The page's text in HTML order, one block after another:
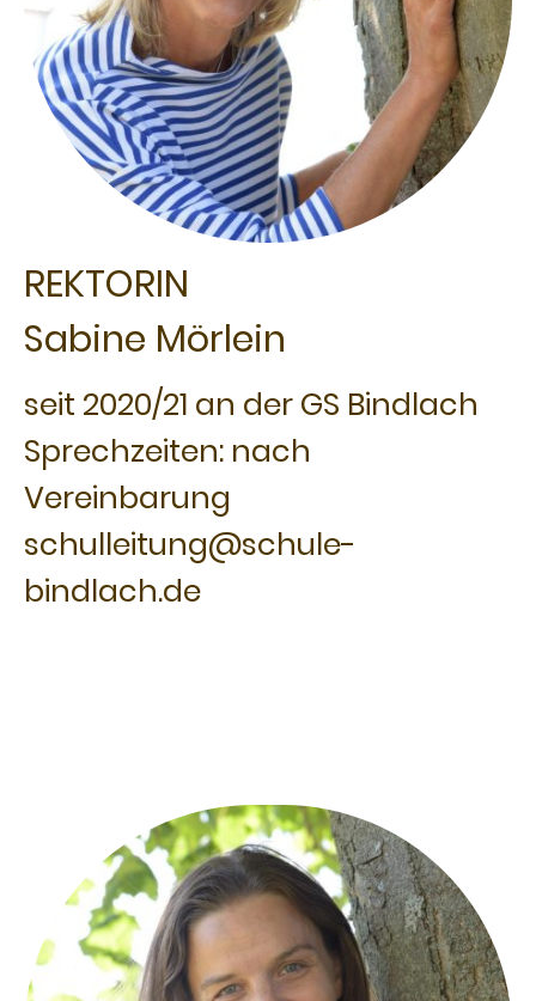
REKTORIN
Sabine Mörlein
seit 2020/21 an der GS Bindlach
Sprechzeiten: nach
Vereinbarung
schulleitung@schule-
bindlach.de